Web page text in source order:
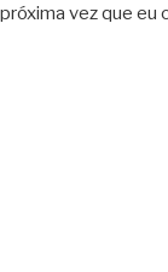
próxima vez que eu